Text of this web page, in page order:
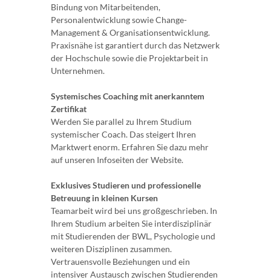
Bindung von Mitarbeitenden,
Personalentwicklung sowie Change-
Management & Organisationsentwicklung.
Praxisnähe ist garantiert durch das Netzwerk
der Hochschule sowie die Projektarbeit in
Unternehmen.
Systemisches Coaching mit anerkanntem
Zertifikat
Werden Sie parallel zu Ihrem Studium
systemischer Coach. Das steigert Ihren
Marktwert enorm. Erfahren Sie dazu mehr
auf unseren Infoseiten der Website.
Exklusives Studieren und professionelle
Betreuung in kleinen Kursen
Teamarbeit wird bei uns großgeschrieben. In
Ihrem Studium arbeiten Sie interdisziplinär
mit Studierenden der BWL, Psychologie und
weiteren Disziplinen zusammen.
Vertrauensvolle Beziehungen und ein
intensiver Austausch zwischen Studierenden